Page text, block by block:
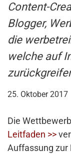
Content-
Blogger,
die
welche auf
25. Oktober 2017
Die
Leitfaden >>
Auffassung zur